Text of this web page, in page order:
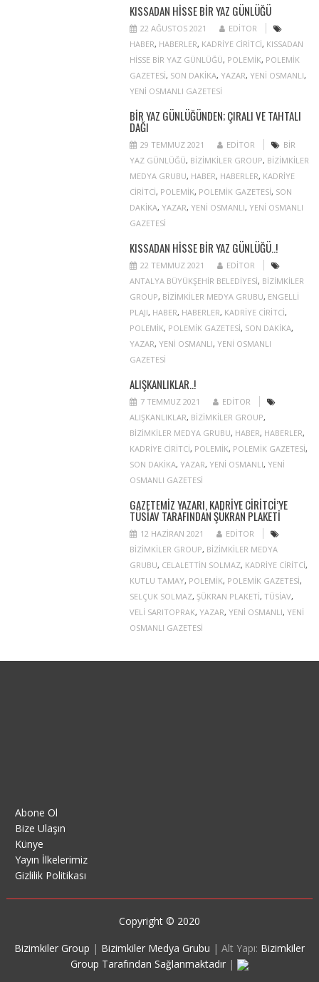
KISSADAN HISSE BIR YAZ GÜNLÜĞÜ
22 AĞUSTOS 2021
EDITOR
HABER, HABERLER, KADRIYE CIRITCI, KISSADAN
HISSE BIR YAZ GÜNLÜĞÜ, POLEMIK, POLEMIK
GAZETESI, SON DAKIKA, YAZAR, YENI OSMANLI,
YENI OSMANLI GAZETESI
BIR YAZ GÜNLÜĞÜNDEN; ÇIRALI VE TAHTALI
DAĞI
29 TEMMUZ 2021 EDITOR
BIR
YAZ GÜNLÜĞÜ, BIZIMKILER GROUP, BIZIMKILER
MEDYA GRUBU, HABER, HABERLER, KADRIYE
CIRITCI, POLEMIK, POLEMIK GAZETESI, SON
DAKIKA, YAZAR, YENI OSMANLI, YENI OSMANLI
GAZETESI
KISSADAN HISSE BIR YAZ GÜNLÜĞÜ..!
22 TEMMUZ 2021
EDITOR
ANTALYA BÜYÜKŞEHIR BELEDIYESI, BIZIMKILER
GROUP, BIZIMKILER MEDYA GRUBU, ENGELLI
PLAJI, HABER, HABERLER, KADRIYE CIRITCI,
POLEMIK, POLEMIK GAZETESI, SON DAKIKA,
YAZAR, YENI OSMANLI, YENI OSMANLI
GAZETESI
ALIŞKANLIKLAR..!
7 TEMMUZ 2021
EDITOR
ALIŞKANLIKLAR, BIZIMKILER GROUP,
BIZIMKILER MEDYA GRUBU, HABER, HABERLER,
KADRIYE CIRITCI, POLEMIK, POLEMIK GAZETESI,
SON DAKIKA, YAZAR, YENI OSMANLI, YENI
OSMANLI GAZETESI
GAZETEMIZ YAZARI, KADRIYE CIRITCI’YE
TÜSİAV TARAFINDAN ŞÜKRAN PLAKETI
12 HAZIRAN 2021
EDITOR
BIZIMKILER GROUP, BIZIMKILER MEDYA
GRUBU, CELALETTIN SOLMAZ, KADRIYE CIRITCI,
KUTLU TAMAY, POLEMIK, POLEMIK GAZETESI,
SELÇUK SOLMAZ, ŞÜKRAN PLAKETI, TÜSIAV,
VELI SARITOPRAK, YAZAR, YENI OSMANLI, YENI
OSMANLI GAZETESI
Abone Ol
Bize Ulaşın
Künye
Yayın İlkelerimiz
Gizlilik Politikası
Copyright © 2020
Bizimkiler Group | Bizimkiler Medya Grubu | Alt Yapı: Bizimkiler
Group Tarafından Sağlanmaktadır |